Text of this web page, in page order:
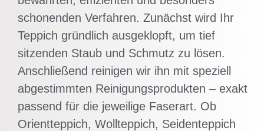
schonenden Verfahren. Zunächst wird Ihr
Teppich gründlich ausgeklopft, um tief
sitzenden Staub und Schmutz zu lösen.
Anschließend reinigen wir ihn mit speziell
abgestimmten Reinigungsprodukten – exakt
passend für die jeweilige Faserart. Ob
Orientteppich, Wollteppich, Seidenteppich